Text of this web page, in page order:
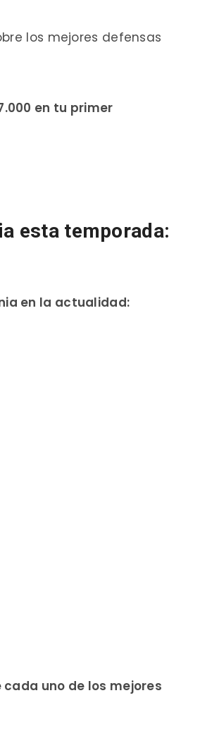
los mejores defensas
en tu primer
esta temporada:
en la actualidad:
uno de los mejores